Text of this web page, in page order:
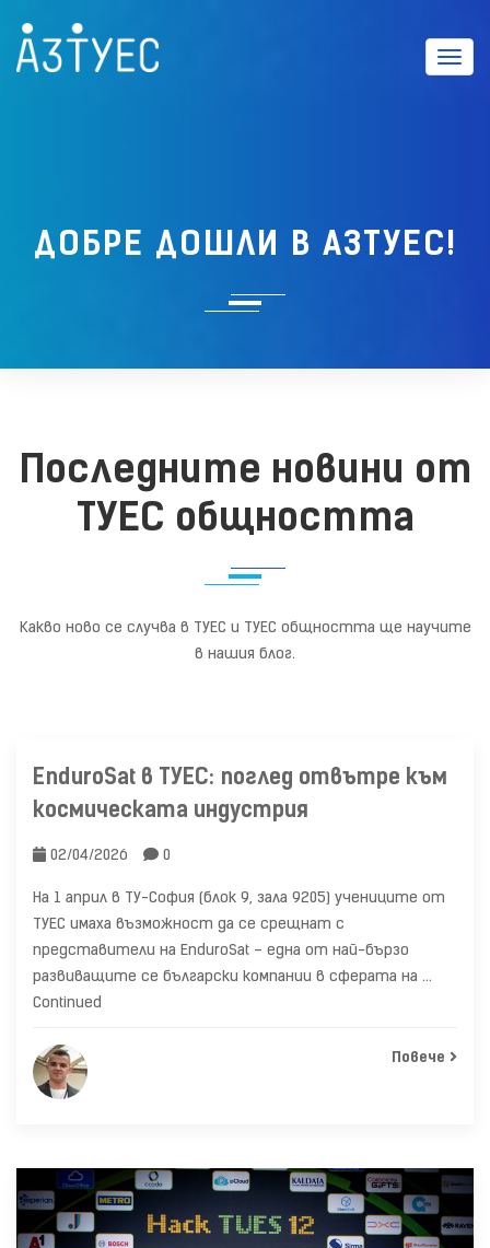
ДОБРЕ ДОШЛИ В АЗТУЕС!
Последните новини от
ТУЕС общността
Какво ново се случва в ТУЕС и ТУЕС общността ще научите
в нашия блог.
EnduroSat в ТУЕС: поглед отвътре към
космическата индустрия
02/04/2026 0
На 1 април в ТУ-София (блок 9, зала 9205) учениците от
ТУЕС имаха възможност да се срещнат с
представители на EnduroSat – една от най-бързо
развиващите се български компании в сферата на …
Continued
Повече